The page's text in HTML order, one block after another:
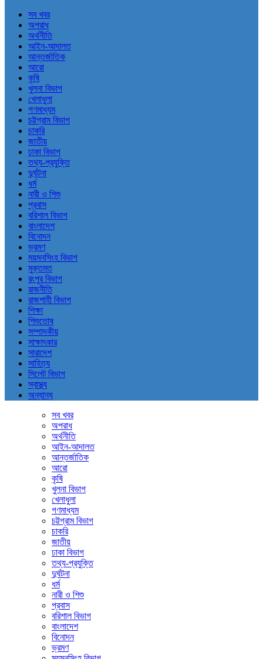
সব খবর
অপরাধ
অর্থনীতি
আইন-আদালত
আন্তর্জাতিক
আরো
কৃষি
খুলনা বিভাগ
খেলাধুলা
গণমাধ্যম
চট্টগ্রাম বিভাগ
চাকরি
জাতীয়
ঢাকা বিভাগ
তথ্য-প্রযুক্তি
দুর্ঘটনা
ধর্ম
নারী ও শিশু
প্রবাস
বরিশাল বিভাগ
বাংলাদেশ
বিনোদন
ভ্রমণ
ময়মনসিংহ বিভাগ
মুক্তমত
রংপুর বিভাগ
রাজনীতি
রাজশাহী বিভাগ
শিক্ষা
শিশুতোষ
সম্পাদকীয়
সাক্ষাৎকার
সারাদেশ
সাহিত্য
সিলেট বিভাগ
স্বাস্থ্য
অন্যান্য
সব খবর
অপরাধ
অর্থনীতি
আইন-আদালত
আন্তর্জাতিক
আরো
কৃষি
খুলনা বিভাগ
খেলাধুলা
গণমাধ্যম
চট্টগ্রাম বিভাগ
চাকরি
জাতীয়
ঢাকা বিভাগ
তথ্য-প্রযুক্তি
দুর্ঘটনা
ধর্ম
নারী ও শিশু
প্রবাস
বরিশাল বিভাগ
বাংলাদেশ
বিনোদন
ভ্রমণ